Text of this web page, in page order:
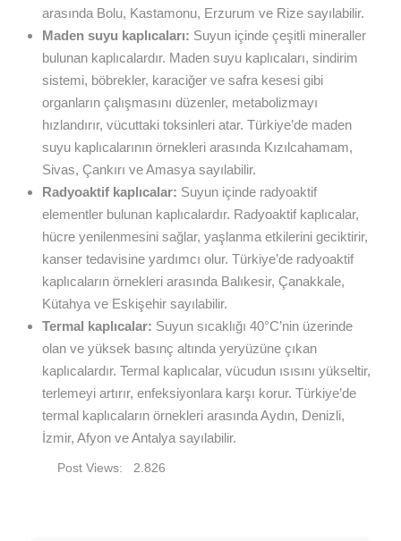
arasında Bolu, Kastamonu, Erzurum ve Rize sayılabilir.
Maden suyu kaplıcaları: Suyun içinde çeşitli mineraller
bulunan kaplıcalardır. Maden suyu kaplıcaları, sindirim
sistemi, böbrekler, karaciğer ve safra kesesi gibi
organların çalışmasını düzenler, metabolizmayı
hızlandırır, vücuttaki toksinleri atar. Türkiye’de maden
suyu kaplıcalarının örnekleri arasında Kızılcahamam,
Sivas, Çankırı ve Amasya sayılabilir.
Radyoaktif kaplıcalar: Suyun içinde radyoaktif
elementler bulunan kaplıcalardır. Radyoaktif kaplıcalar,
hücre yenilenmesini sağlar, yaşlanma etkilerini geciktirir,
kanser tedavisine yardımcı olur. Türkiye’de radyoaktif
kaplıcaların örnekleri arasında Balıkesir, Çanakkale,
Kütahya ve Eskişehir sayılabilir.
Termal kaplıcalar: Suyun sıcaklığı 40°C’nin üzerinde
olan ve yüksek basınç altında yeryüzüne çıkan
kaplıcalardır. Termal kaplıcalar, vücudun ısısını yükseltir,
terlemeyi artırır, enfeksiyonlara karşı korur. Türkiye’de
termal kaplıcaların örnekleri arasında Aydın, Denizli,
İzmir, Afyon ve Antalya sayılabilir.
Post Views: 2.826